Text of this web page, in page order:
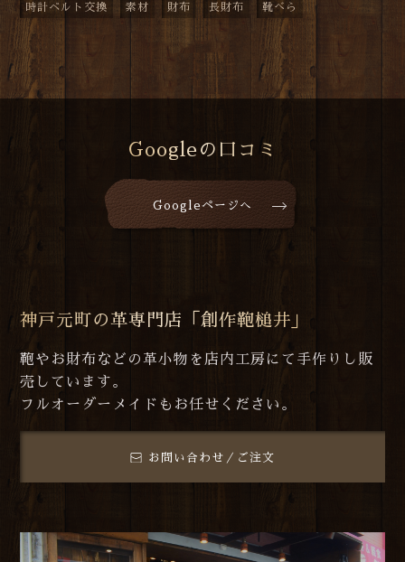
時計ベルト交換 素材 財布 長財布 靴べら
Googleの口コミ
Googleページへ
神戸元町の革専門店「創作鞄槌井」
鞄やお財布などの革小物を店内工房にて手作りし販
売しています。
フルオーダーメイドもお任せください。
お問い合わせ／ご注文